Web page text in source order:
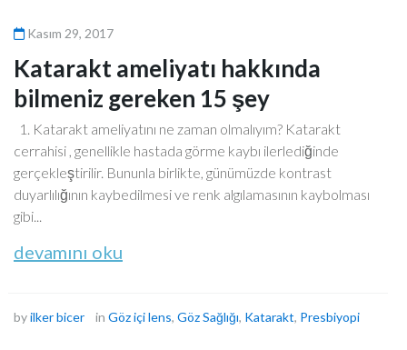
Kasım 29, 2017
Katarakt ameliyatı hakkında
bilmeniz gereken 15 şey
1. Katarakt ameliyatını ne zaman olmalıyım? Katarakt
cerrahisi , genellikle hastada görme kaybı ilerlediğinde
gerçekleştirilir. Bununla birlikte, günümüzde kontrast
duyarlılığının kaybedilmesi ve renk algılamasının kaybolması
gibi...
devamını oku
byilker bicer in Göz içi lens, Göz Sağlığı, Katarakt, Presbiyopi